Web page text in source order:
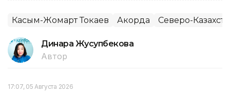
Касым-Жомарт Токаев Акорда Северо-
Динара Жусупбекова
Автор
17:07, 05 Августа 2026